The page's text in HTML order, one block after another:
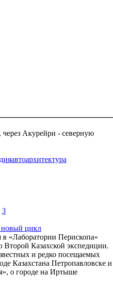
через Акурейри - северную
автоархитектура
3
новый цикл
«Лаборатории Перископа»
Второй Казахской экспедиции.
и редко посещаемых
Казахстана Петропавловске и
о городе на Иртыше